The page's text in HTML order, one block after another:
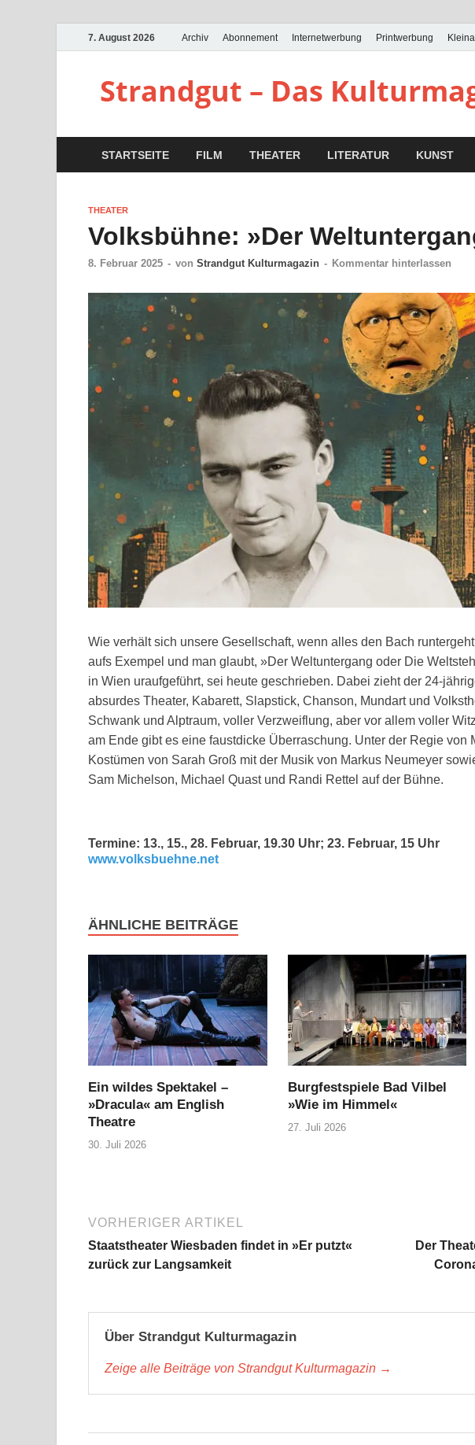
7. August 2026 Archiv Abonnement Internetwerbung Printwerbung
Strandgut – Das
STARTSEITE FILM THEATER LITERATUR KUNST
THEATER
Volksbühne: »Der
8. Februar 2025 - von Strandgut Kulturmagazin - Kommentar hinterlassen
Wie verhält sich unsere Gesellschaft, wenn alles den Bach
aufs Exempel und man glaubt, »Der Weltuntergang oder Die
in Wien uraufgeführt, sei heute geschrieben. Dabei zieht der 24-
absurdes Theater, Kabarett, Slapstick, Chanson, Mundart und
Schwank und Alptraum, voller Verzweiflung, aber vor allem voller
am Ende gibt es eine faustdicke Überraschung. Unter der Regie von
Kostümen von Sarah Groß mit der Musik von Markus Neumeyer
Sam Michelson, Michael Quast und Randi Rettel auf der Bühne.
Termine: 13., 15., 28. Februar, 19.30 Uhr; 23. Februar, 15 Uhr
www.volksbuehne.net
ÄHNLICHE BEITRÄGE
Ein wildes Spektakel –
»Dracula« am English
Theatre
30. Juli 2026
Burgfestspiele Bad Vilbel
»Wie im Himmel«
27. Juli 2026
VORHERIGER ARTIKEL
Staatstheater Wiesbaden findet in »Er putzt«
zurück zur Langsamkeit
Der
Über Strandgut Kulturmagazin
Zeige alle Beiträge von Strandgut Kulturmagazin →